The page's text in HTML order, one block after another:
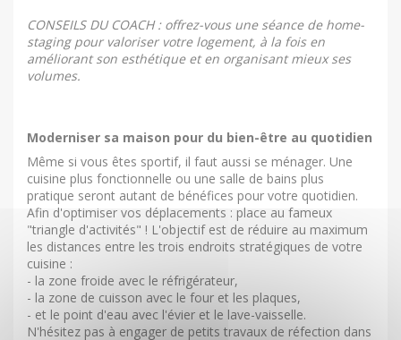
CONSEILS DU COACH : offrez-vous une séance de home-
staging pour valoriser votre logement, à la fois en
améliorant son esthétique et en organisant mieux ses
volumes.
Moderniser sa maison pour du bien-être au quotidien
Même si vous êtes sportif, il faut aussi se ménager. Une
cuisine plus fonctionnelle ou une salle de bains plus
pratique seront autant de bénéfices pour votre quotidien.
Afin d'optimiser vos déplacements : place au fameux
"triangle d'activités" ! L'objectif est de réduire au maximum
les distances entre les trois endroits stratégiques de votre
cuisine :
- la zone froide avec le réfrigérateur,
- la zone de cuisson avec le four et les plaques,
- et le point d'eau avec l'évier et le lave-vaisselle.
N'hésitez pas à engager de petits travaux de réfection dans